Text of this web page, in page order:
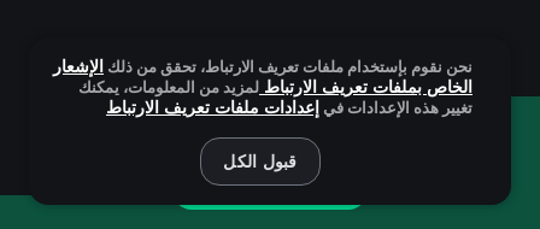
أكثر إثارة للاهتمام!
العَب بشكل فعلي
نحن نقوم بإستخدام ملفات تعريف الارتباط، تحقق من ذلك الإشعار
الخاص بملفات تعريف الارتباط لمزيد من المعلومات، يمكنك
تغيير هذه الإعدادات في إعدادات ملفات تعريف الارتباط
قبول الكل